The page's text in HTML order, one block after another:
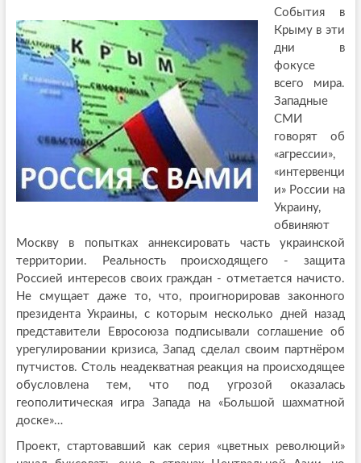
События в
Крыму в эти
дни в
фокусе
всего мира.
Западные
СМИ
говорят об
«агрессии»,
«интервенци
и» России на
Украину,
обвиняют
Москву в попытках аннексировать часть украинской
территории. Реальность происходящего - защита
Россией интересов своих граждан - отметается начисто.
Не смущает даже то, что, проигнорировав законного
президента Украины, с которым несколько дней назад
представители Евросоюза подписывали соглашение об
урегулировании кризиса, Запад сделал своим партнёром
путчистов. Столь неадекватная реакция на происходящее
обусловлена тем, что под угрозой оказалась
геополитическая игра Запада на «Большой шахматной
доске»…
Проект, стартовавший как серия «цветных революций»